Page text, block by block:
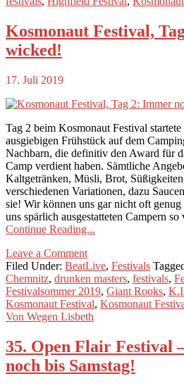
Kosmonaut Festival,
wicked!
17. Juli 2019
Tag 2 beim Kosmonaut Festival
ausgiebigen Frühstück auf dem
Nachbarn, die definitiv den Award für
Camp verdient haben. Sämtliche
Kaltgetränken, Müsli, Brot,
verschiedenen Variationen, dazu
sie! Wir können uns gar nicht oft genug
uns spärlich ausgestatteten Campern
Continue Reading...
Leave a Comment
Filed Under: BeatLive, Festivals
Chemnitz, drunken masters, festivals,
Festivalsommer 2019, Giant Rooks,
Kosmonaut Festival, Kosmonaut
Von Wegen Lisbeth
35. Open Flair Festival
noch bis Samstag!